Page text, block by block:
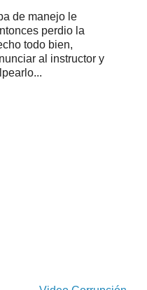
de manejo le
perdio la
todo bien,
al instructor y